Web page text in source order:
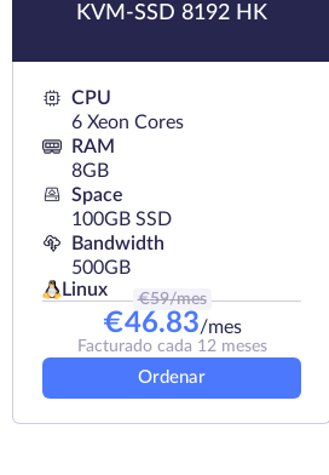
KVM-SSD 8192 HK
CPU
6 Xeon Cores
RAM
8GB
Space
100GB SSD
Bandwidth
500GB
Linux
€59/mes
€46.83/mes
Facturado cada 12 meses
Ordenar